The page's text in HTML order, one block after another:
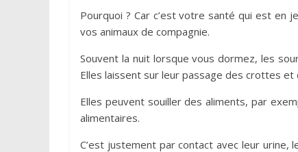
Pourquoi ? Car c’est votre santé qui est en
vos animaux de compagnie.
Souvent la nuit lorsque vous dormez, les
Elles laissent sur leur passage des crottes et
Elles peuvent souiller des aliments, par
alimentaires.
C’est justement par contact avec leur